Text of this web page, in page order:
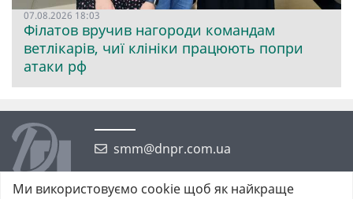
07.08.2026 18:03
Філатов вручив нагороди командам
ветлікарів, чиї клініки працюють попри
атаки рф
smm@dnpr.com.ua
Ми використовуємо cookie щоб як найкраще